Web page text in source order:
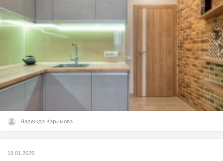
Надежда Каримова
19.01.2026